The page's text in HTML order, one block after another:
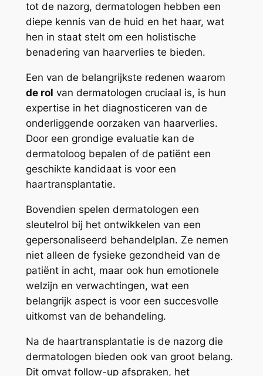
tot de nazorg, dermatologen hebben een
diepe kennis van de huid en het haar, wat
hen in staat stelt om een holistische
benadering van haarverlies te bieden.
Een van de belangrijkste redenen waarom
de rol van dermatologen cruciaal is, is hun
expertise in het diagnosticeren van de
onderliggende oorzaken van haarverlies.
Door een grondige evaluatie kan de
dermatoloog bepalen of de patiënt een
geschikte kandidaat is voor een
haartransplantatie.
Bovendien spelen dermatologen een
sleutelrol bij het ontwikkelen van een
gepersonaliseerd behandelplan. Ze nemen
niet alleen de fysieke gezondheid van de
patiënt in acht, maar ook hun emotionele
welzijn en verwachtingen, wat een
belangrijk aspect is voor een succesvolle
uitkomst van de behandeling.
Na de haartransplantatie is de nazorg die
dermatologen bieden ook van groot belang.
Dit omvat follow-up afspraken, het